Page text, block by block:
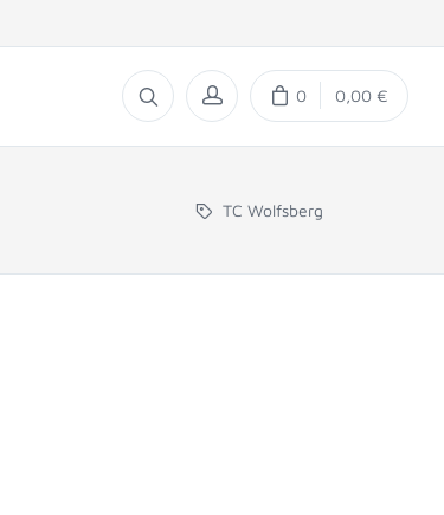
0 0,00 €
TC Wolfsberg